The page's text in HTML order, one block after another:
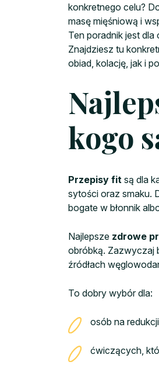
konkretnego celu?
masę mięśniową i
Ten poradnik jest
Znajdziesz tu
obiad, kolację, jak i
kogo
Przepisy fit są dla
sytości oraz smaku.
bogate w błonnik
Najlepsze zdrowe
obróbką. Zazwyczaj
źródłach
To dobry wybór dla:
osób na
ćwiczących,